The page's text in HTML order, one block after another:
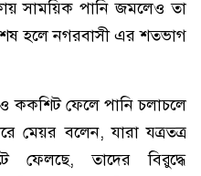
সাময়িক পানি জমলেও তা
হলে নগরবাসী এর শতভাগ
ও ককশিট ফেলে পানি চলাচলে
মেয়র বলেন, যারা যত্রতত্র
ফেলছে, তাদের বিরুদ্ধে